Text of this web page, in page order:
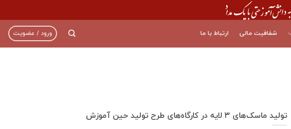
شفافیت مالی ارتباط با ما ورود / عضویت
تولید ماسک‌های ۳ لایه در کارگاه‌های طرح تولید حین آموزش